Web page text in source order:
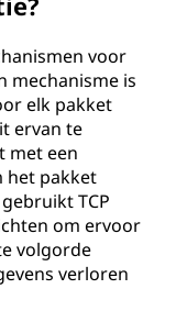
voor
mechanisme is
elk pakket
ervan te
met een
het pakket
TCP
om ervoor
volgorde
verloren